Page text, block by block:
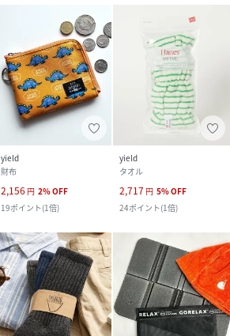
yield
財布
2,156 円 2%OFF
19ポイント(1倍)
yield
タオル
2,717 円 5%OFF
24ポイント(1倍)